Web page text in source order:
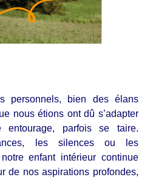
personnels, bien des élans
nous étions ont dû s’adapter
entourage, parfois se taire.
les silences ou les
enfant intérieur continue
de nos aspirations profondes,